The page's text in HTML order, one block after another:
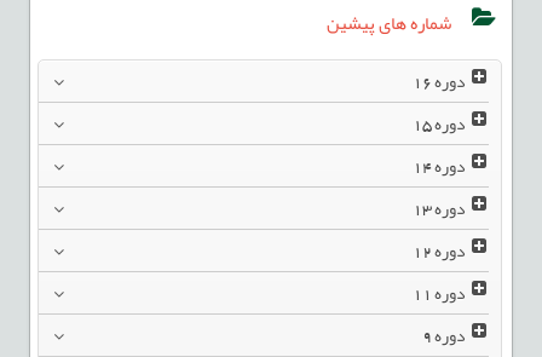
شماره های پیشین
دوره16
دوره15
دوره14
دوره13
دوره12
دوره11
دوره9